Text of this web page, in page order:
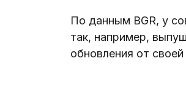
По данным BGR, у
так, например,
обновления от